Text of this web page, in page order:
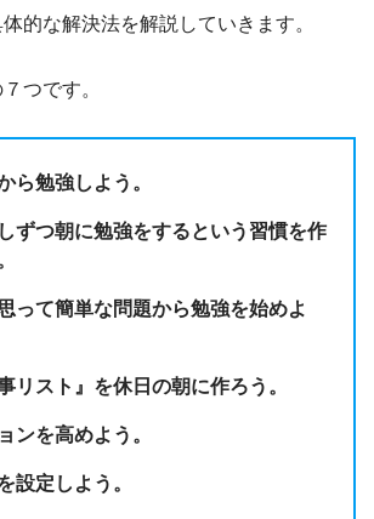
的な解決法を解説していきます。
つです。
ら勉強しよう。
ずつ朝に勉強をするという習慣を作
って簡単な問題から勉強を始めよ
リスト』を休日の朝に作ろう。
ンを高めよう。
設定しよう。